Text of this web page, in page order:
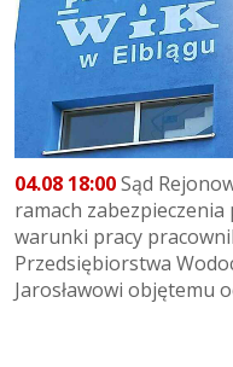
04.08 18:00Sąd
ramach
warunki pracy
Przedsiębiorstwa
Jarosławowi objętemu